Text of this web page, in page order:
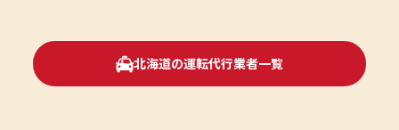
北海道の運転代行業者一覧